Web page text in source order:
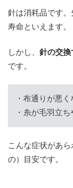
針は消耗品です
寿命といえます。
しかし、 針の交換
です。
・布通りが悪く
・糸が毛羽立
こんな症状があ
の）目安です。